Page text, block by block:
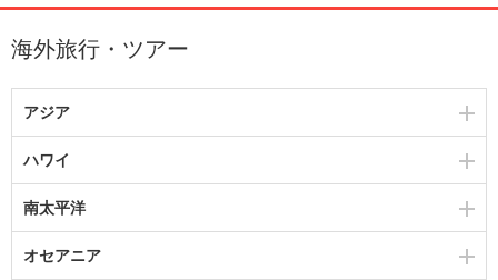
海外旅行・ツアー
アジア
ハワイ
南太平洋
オセアニア